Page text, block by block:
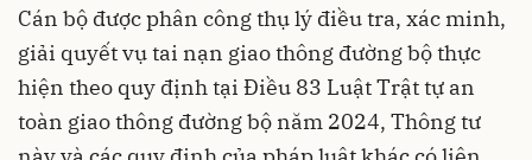
Cán bộ được phân công thụ lý điều tra, xác minh,
giải quyết vụ tai nạn giao thông đường bộ thực
hiện theo quy định tại Điều 83 Luật Trật tự an
toàn giao thông đường bộ năm 2024, Thông tư